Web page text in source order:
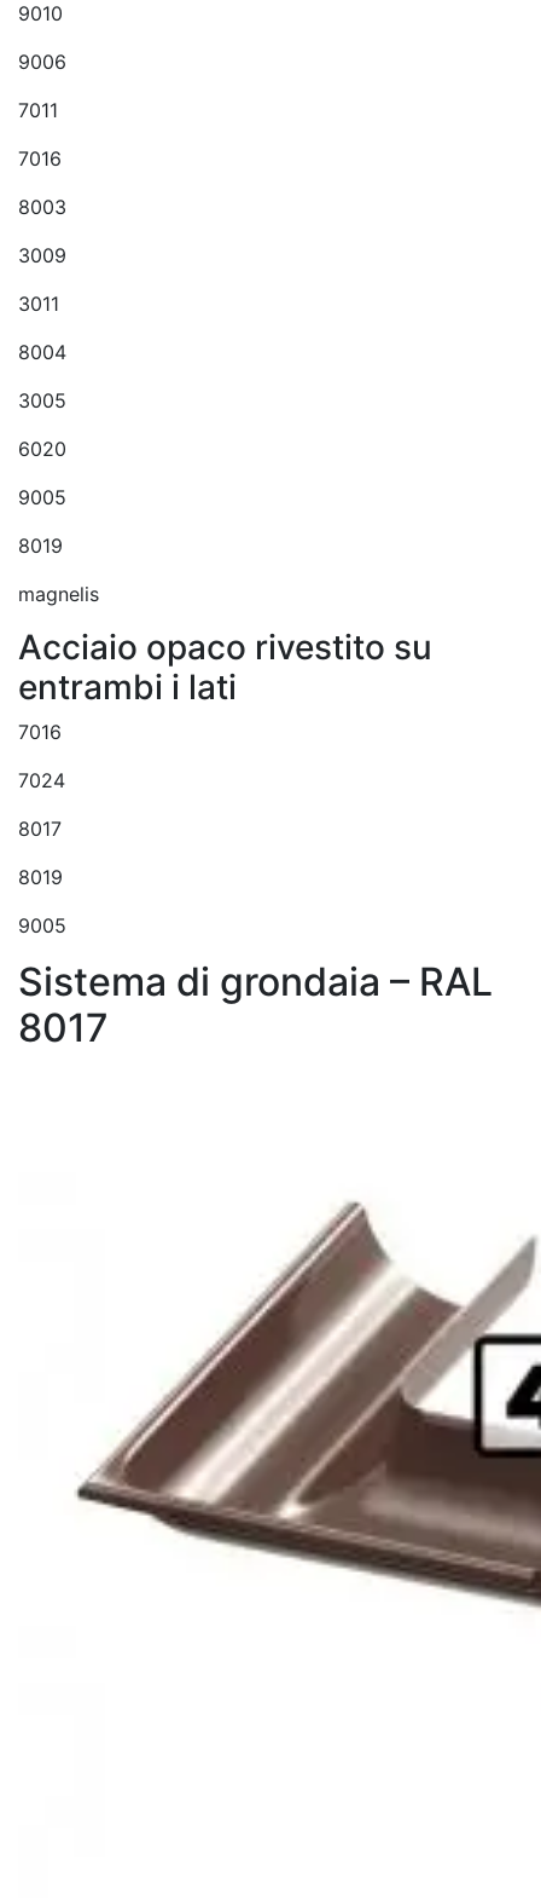
9010
9006
7011
7016
8003
3009
3011
8004
3005
6020
9005
8019
magnelis
Acciaio opaco rivestito su
entrambi i lati
7016
7024
8017
8019
9005
Sistema di grondaia – RAL
8017